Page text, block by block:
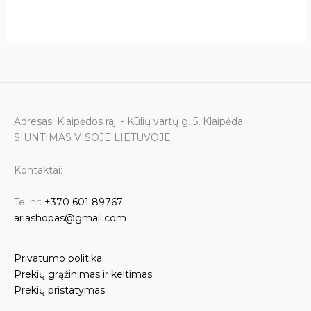
Adresas: Klaipėdos raj. - Kūlių vartų g. 5, Klaipėda
SIUNTIMAS VISOJE LIETUVOJE
Kontaktai:
Tel nr: +370 601 89767
ariashopas@gmail.com
Privatumo politika
Prekių grąžinimas ir keitimas
Prekių pristatymas